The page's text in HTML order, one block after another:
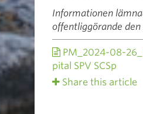
Informationen
offentliggörande
PM_2024-08-
pital SPV SCSp
Share this article